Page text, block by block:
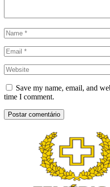
Save my name, email, and
time I comment.